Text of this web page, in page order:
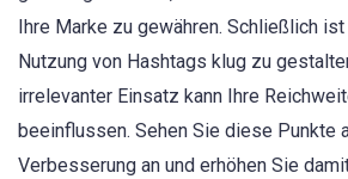
Ihre Marke zu gewähren. Schließlich
Nutzung von Hashtags klug zu
irrelevanter Einsatz kann Ihre
beeinflussen. Sehen Sie diese Punkte
Verbesserung an und erhöhen Sie